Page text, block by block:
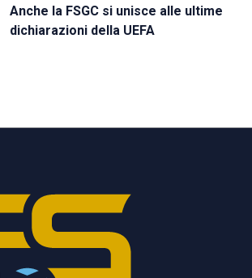
Anche la FSGC si unisce alle ultime
dichiarazioni della UEFA